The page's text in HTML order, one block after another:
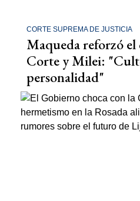
CORTE SUPREMA DE JUSTICIA
Maqueda reforzó
Corte y Milei:
personalidad"